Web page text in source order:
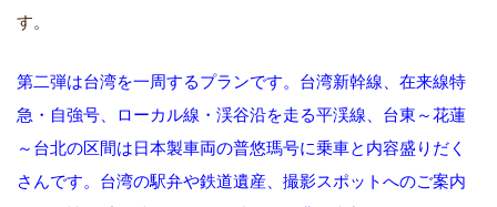
す。
第二弾は台湾を一周するプランです。台湾新幹線、在来線特
急・自強号、ローカル線・渓谷沿を走る平渓線、台東～花蓮
～台北の区間は日本製車両の普悠瑪号に乗車と内容盛りだく
さんです。台湾の駅弁や鉄道遺産、撮影スポットへのご案内